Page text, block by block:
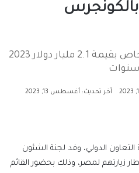
تمويلات إنمائية للقطاع الخاص بقيمة 2.1 مليار دولار 2023
آخر تحديث: أغسطس 13, 2023
التعاون الدولي، وفد لجنة الشئون
زيارتهم لمصر، وذلك بحضور القائم